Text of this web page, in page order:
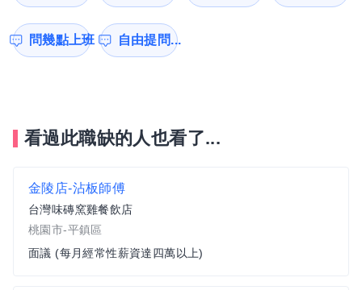
問幾點上班 自由提問...
看過此職缺的人也看了...
金陵店-沾板師傅
台灣味磚窯雞餐飲店
桃園市-平鎮區
面議 (每月經常性薪資達四萬以上)